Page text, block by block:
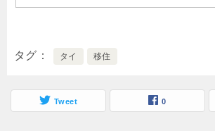
タグ タイ 移住
Tweet 0